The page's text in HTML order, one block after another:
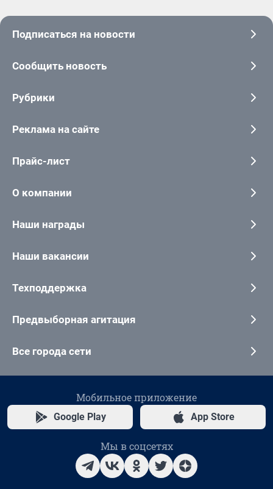
Подписаться на новости
Сообщить новость
Рубрики
Реклама на сайте
Прайс-лист
О компании
Наши награды
Наши вакансии
Техподдержка
Предвыборная агитация
Все города сети
Мобильное приложение
Google Play App Store
Мы в соцсетях